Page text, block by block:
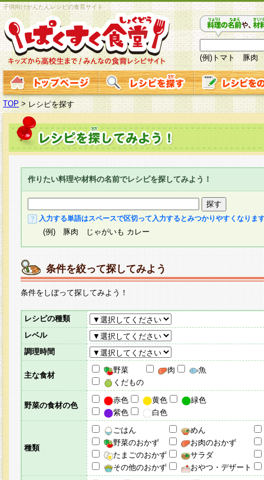
子供向けかんたんレシピの食育サイト
(例)トマト 豚肉
TOP > レシピを探す
作りたい料理や材料の名前でレシピを探してみよう！
入力する単語はスペースで区切って入力するとみつかりやすくなりま
(例) 豚肉 じゃがいも カレー
条件を絞って探してみよう
条件をしぼって探してみよう！
レシピの種類
レベル
調理時間
主な食材
野菜 肉
魚
くだもの
野菜の食材の色
赤色 黄色
緑色
紫色
白色
種類
ごはん
めん
野菜のおかず
お肉のおかず
たまごのおかず
サラダ
その他のおかず
おやつ・デザート